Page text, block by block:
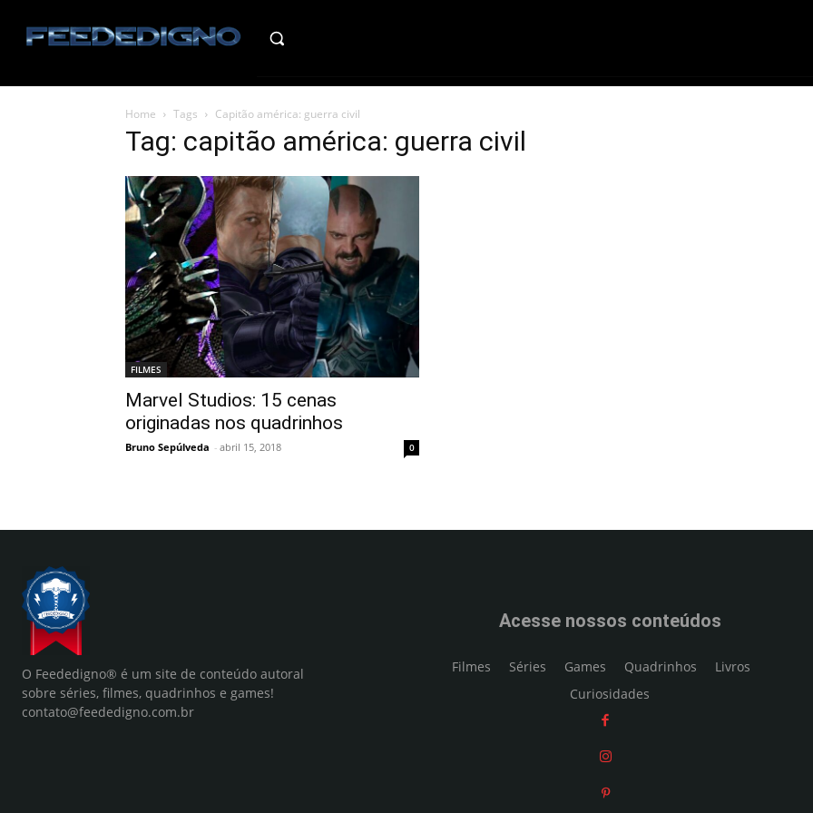
Home Tags Capitão américa: guerra civil
Tag: capitão américa: guerra civil
FILMES
Marvel Studios: 15 cenas
originadas nos quadrinhos
Bruno Sepúlveda - abril 15, 2018 0
O Feededigno® é um site de conteúdo autoral
sobre séries, filmes, quadrinhos e games!
contato@feededigno.com.br
Acesse nossos conteúdos
Filmes Séries Games Quadrinhos
Livros
Curiosidades